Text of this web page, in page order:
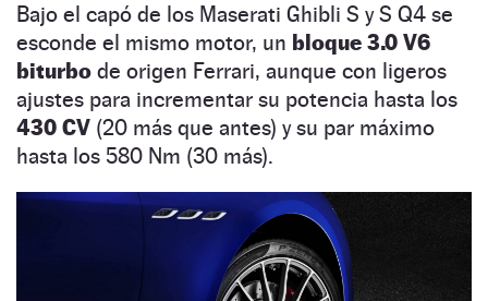
Bajo el capó de los Maserati Ghibli S y S Q4 se
esconde el mismo motor, un bloque 3.0 V6
biturbo de origen Ferrari, aunque con ligeros
ajustes para incrementar su potencia hasta los
430 CV (20 más que antes) y su par máximo
hasta los 580 Nm (30 más).